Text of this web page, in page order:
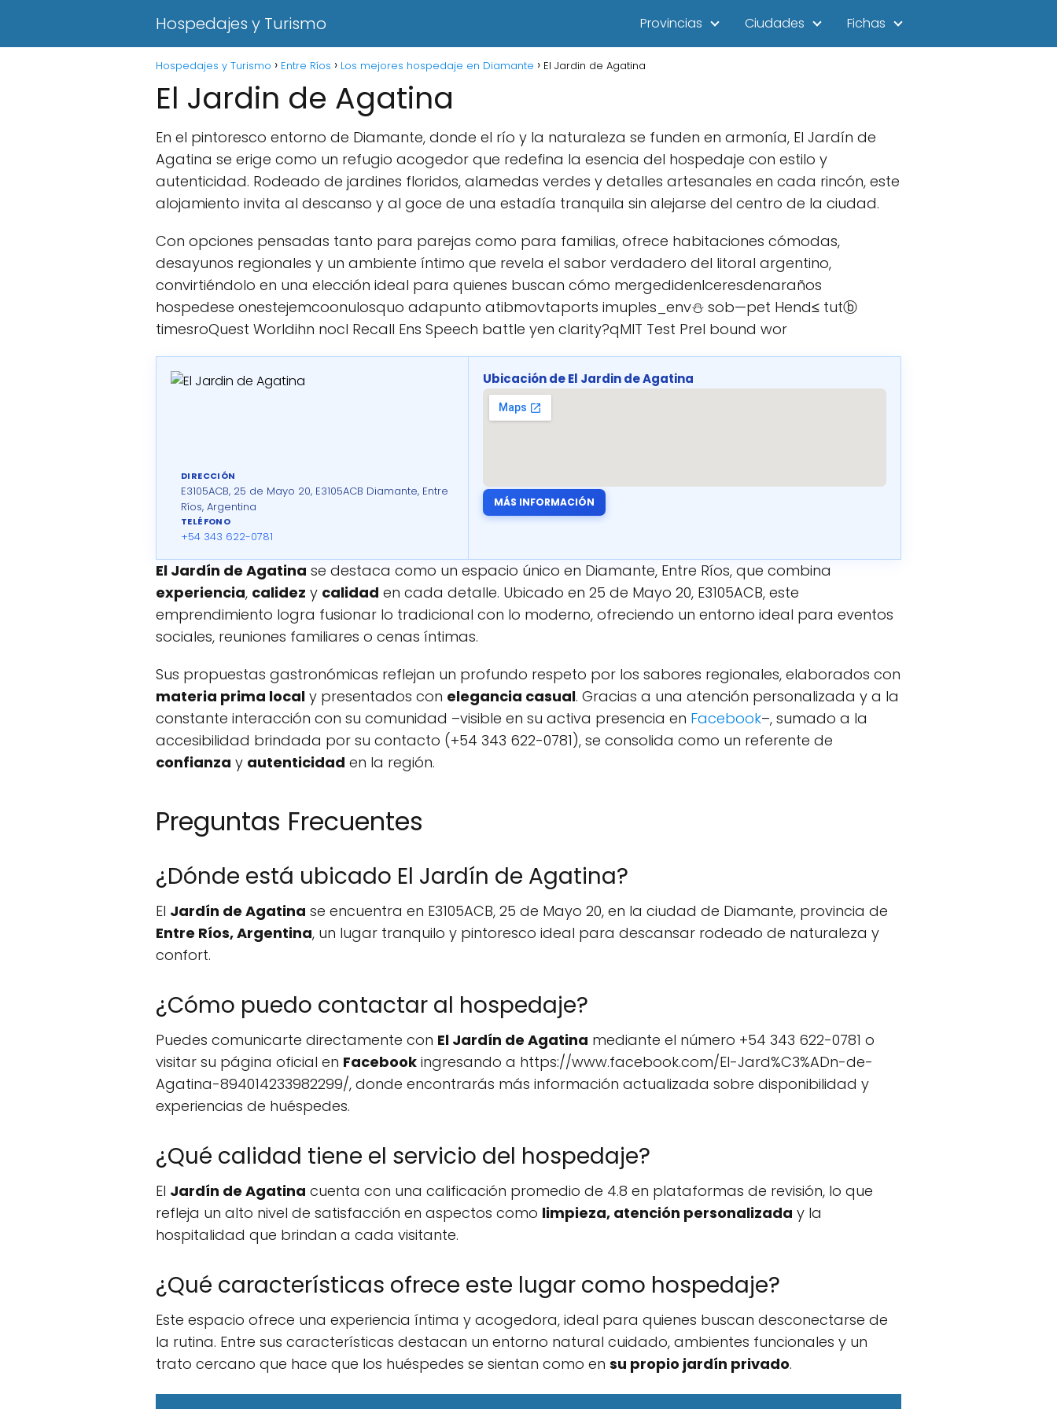
Hospedajes y Turismo Provincias Ciudades Fichas
Hospedajes y Turismo Entre Ríos Los mejores hospedaje en Diamante El Jardin de Agatina
El Jardin de Agatina
En el pintoresco entorno de Diamante, donde el río y la naturaleza se funden en armonía, El Jardín de
Agatina se erige como un refugio acogedor que redefina la esencia del hospedaje con estilo y
autenticidad. Rodeado de jardines floridos, alamedas verdes y detalles artesanales en cada rincón, este
alojamiento invita al descanso y al goce de una estadía tranquila sin alejarse del centro de la ciudad.
Con opciones pensadas tanto para parejas como para familias, ofrece habitaciones cómodas,
desayunos regionales y un ambiente íntimo que revela el sabor verdadero del litoral argentino,
convirtiéndolo en una elección ideal para quienes buscan cómo mergedidenlceresdenaraños
hospedese onestejemcoonulosquo adapunto atibmovtaports imuples_env⛄ sob—pet Hend≤ tutⓑ
timesroQuest Worldihn nocl Recall Ens Speech battle yen clarity?qMIT Test Prel bound wor
DIRECCIÓN
E3105ACB, 25 de Mayo 20, E3105ACB Diamante, Entre
Ríos, Argentina
TELÉFONO
+54 343 622-0781
Ubicación de El Jardin de Agatina
MÁS INFORMACIÓN
El Jardín de Agatina se destaca como un espacio único en Diamante, Entre Ríos, que combina
experiencia, calidez y calidad en cada detalle. Ubicado en 25 de Mayo 20, E3105ACB, este
emprendimiento logra fusionar lo tradicional con lo moderno, ofreciendo un entorno ideal para eventos
sociales, reuniones familiares o cenas íntimas.
Sus propuestas gastronómicas reflejan un profundo respeto por los sabores regionales, elaborados con
materia prima local y presentados con elegancia casual. Gracias a una atención personalizada y a la
constante interacción con su comunidad –visible en su activa presencia en Facebook–, sumado a la
accesibilidad brindada por su contacto (+54 343 622-0781), se consolida como un referente de
confianza y autenticidad en la región.
Preguntas Frecuentes
¿Dónde está ubicado El Jardín de Agatina?
El Jardín de Agatina se encuentra en E3105ACB, 25 de Mayo 20, en la ciudad de Diamante, provincia de
Entre Ríos, Argentina, un lugar tranquilo y pintoresco ideal para descansar rodeado de naturaleza y
confort.
¿Cómo puedo contactar al hospedaje?
Puedes comunicarte directamente con El Jardín de Agatina mediante el número +54 343 622-0781 o
visitar su página oficial en Facebook ingresando a https://www.facebook.com/El-Jard%C3%ADn-de-
Agatina-894014233982299/, donde encontrarás más información actualizada sobre disponibilidad y
experiencias de huéspedes.
¿Qué calidad tiene el servicio del hospedaje?
El Jardín de Agatina cuenta con una calificación promedio de 4.8 en plataformas de revisión, lo que
refleja un alto nivel de satisfacción en aspectos como limpieza, atención personalizada y la
hospitalidad que brindan a cada visitante.
¿Qué características ofrece este lugar como hospedaje?
Este espacio ofrece una experiencia íntima y acogedora, ideal para quienes buscan desconectarse de
la rutina. Entre sus características destacan un entorno natural cuidado, ambientes funcionales y un
trato cercano que hace que los huéspedes se sientan como en su propio jardín privado.